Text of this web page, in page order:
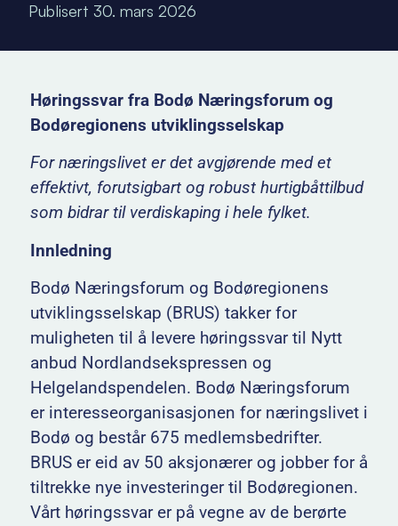
Publisert 30. mars 2026
Høringssvar fra Bodø Næringsforum og
Bodøregionens utviklingsselskap
For næringslivet er det avgjørende med et
effektivt, forutsigbart og robust hurtigbåttilbud
som bidrar til verdiskaping i hele fylket.
Innledning
Bodø Næringsforum og Bodøregionens
utviklingsselskap (BRUS) takker for
muligheten til å levere høringssvar til Nytt
anbud Nordlandsekspressen og
Helgelandspendelen. Bodø Næringsforum
er interesseorganisasjonen for næringslivet i
Bodø og består 675 medlemsbedrifter.
BRUS er eid av 50 aksjonærer og jobber for å
tiltrekke nye investeringer til Bodøregionen.
Vårt høringssvar er på vegne av de berørte